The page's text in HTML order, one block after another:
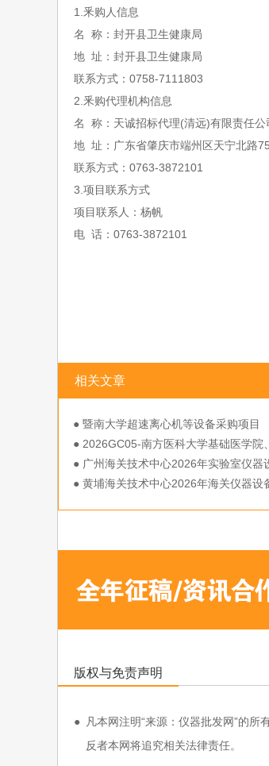
1. 釆购人信息
名
称：封开县卫生健康局
地 址：封开县卫生健康局
联系方式： 0758-7111803
2. 釆购代理机构信息
名
称：天诚招标代理(清远)有限责任公
地 址：广东省肇庆市端州区天宁北路75
联系方式： 0763-3872101
3. 项目联系方式
项目联系人：杨帆
电 话： 0763-3872101
相关文章
● 暨南大学超速离心机等设备采购项目
● 2026GC05-南方医科大学基础医学院
学院采购科研仪器设备一批项目
● 广州海关技术中心2026年实验室仪器
命科学与分析仪器设备采购项目
● 黄埔海关技术中心2026年海关仪器设
版权与免责声明
●
凡本网注明“来源：仪器批发网”的
反者本网将追究相关法律责任。